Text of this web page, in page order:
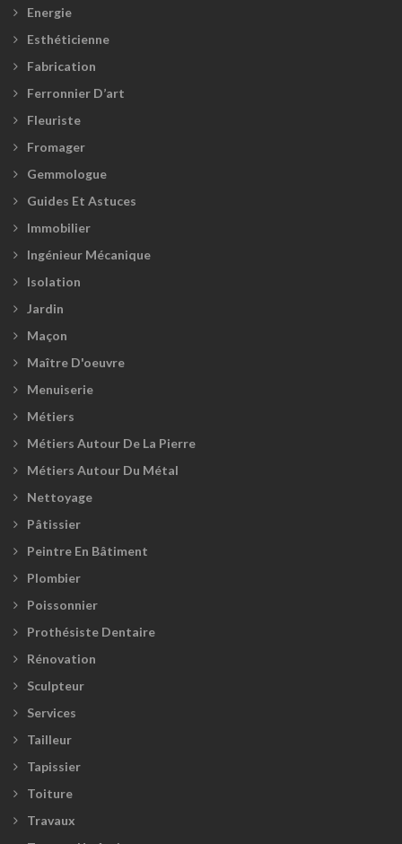
Energie
Esthéticienne
Fabrication
Ferronnier D’art
Fleuriste
Fromager
Gemmologue
Guides Et Astuces
Immobilier
Ingénieur Mécanique
Isolation
Jardin
Maçon
Maître D'oeuvre
Menuiserie
Métiers
Métiers Autour De La Pierre
Métiers Autour Du Métal
Nettoyage
Pâtissier
Peintre En Bâtiment
Plombier
Poissonnier
Prothésiste Dentaire
Rénovation
Sculpteur
Services
Tailleur
Tapissier
Toiture
Travaux